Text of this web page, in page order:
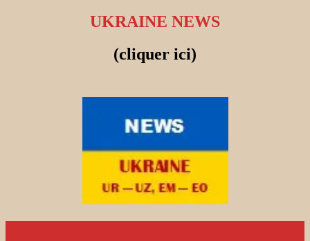
UKRAINE NEWS
(cliquer ici)